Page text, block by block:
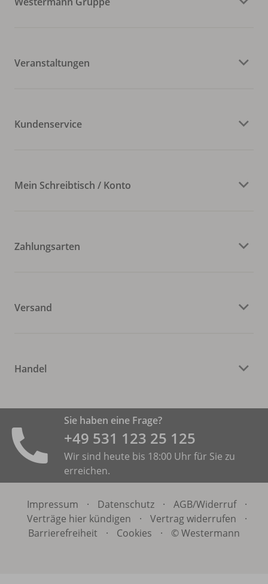
Veranstaltungen
Kundenservice
Mein Schreibtisch / Konto
Zahlungsarten
Versand
Handel
Sie haben eine Frage?
+49 531 ­123 25 125
Wir sind heute bis 18:00 Uhr für Sie zu
erreichen.
Impressum · Datenschutz · AGB/Widerruf
·
Verträge hier kündigen
· Vertrag widerrufen
·
Barrierefreiheit
· Cookies · © Westermann